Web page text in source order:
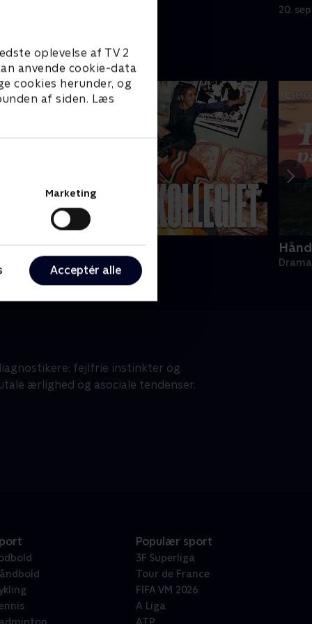
oplevelse af TV 2
anvende cookie-data
cookies herunder, og
af siden. Læs
Marketing
Acceptér alle
20.
• 1 sæsoner
fejlfrie instinkter og
ærlighed og asociale tendenser.
Populær sport
3F Superliga
Tour de France
FIFA VM 2026
A Liga